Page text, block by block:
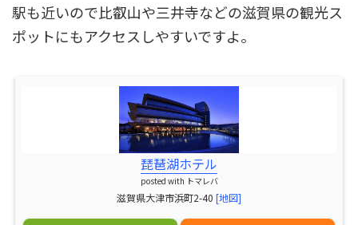
駅も近いので比叡山や三井寺などの滋賀県の観光ス
ポットにもアクセスしやすいですよ。
琵琶湖ホテル
posted with トマレバ
滋賀県大津市浜町2-40 [地図]